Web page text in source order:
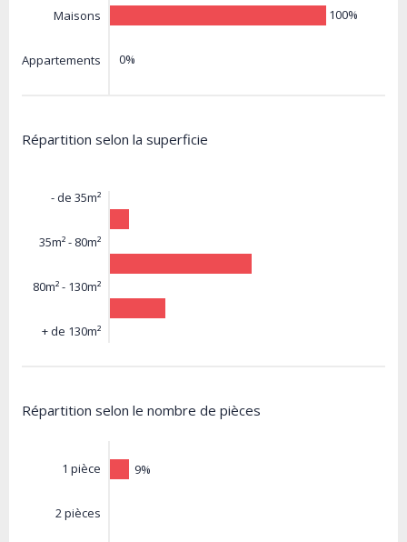
Maisons
Appartements
100%
0%
Répartition selon la superficie
- de 35m²
35m² - 80m²
80m² - 130m²
+ de 130m²
Répartition selon le nombre de pièces
1 pièce
2 pièces
9%